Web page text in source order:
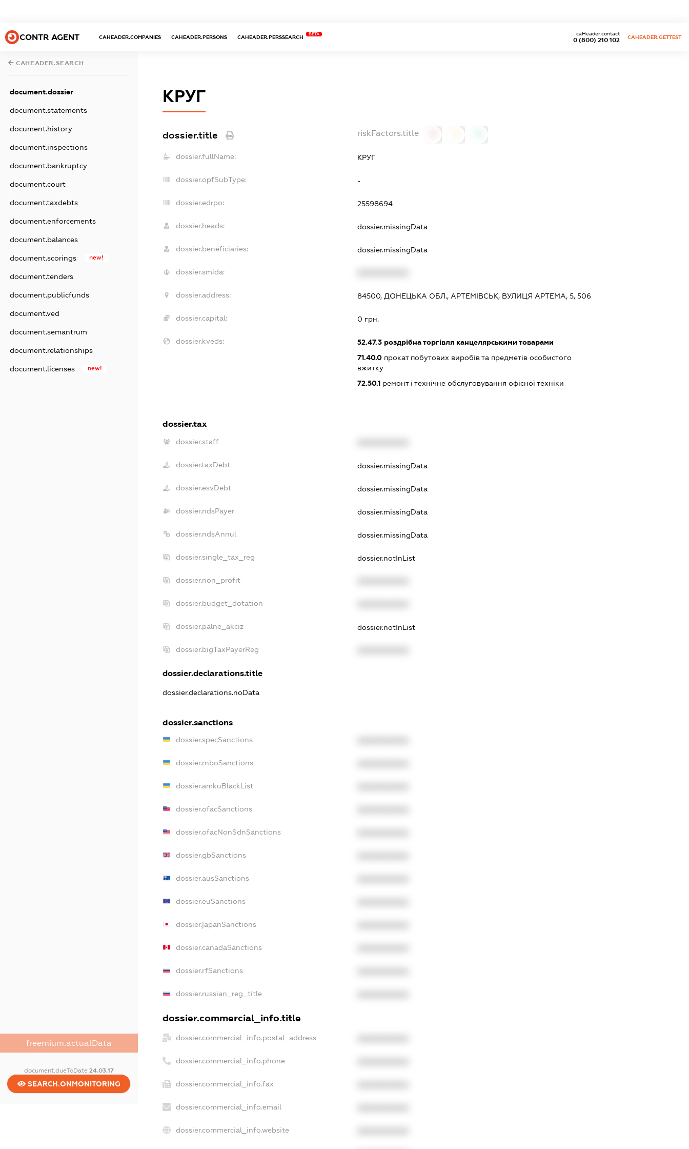
CONTR AGENT CAHEADER.COMPANIES CAHEADER.PERSONS CAHEADER.PERSSEARCH
BETA
0 (800) 210 102
caHeader.contact
CAHEADER.GETTEST
CAHEADER.SEARCH
document.dossier
document.statements
document.history
document.inspections
document.bankruptcy
document.court
document.taxdebts
document.enforcements
document.balances
document.scorings new!
document.tenders
document.publicfunds
document.ved
document.semantrum
document.relationships
document.licenses new!
freemium.actualData
document.dueToDate 24.03.17
SEARCH.ONMONITORING
КРУГ
dossier.title riskFactors.title
dossier.fullName: КРУГ
dossier.opfSubType: -
dossier.edrpo: 25598694
dossier.heads: dossier.missingData
dossier.beneficiaries: dossier.missingData
dossier.smida:
dossier.address: 84500, ДОНЕЦЬКА ОБЛ., АРТЕМІВСЬК, ВУЛИЦЯ АРТЕМА, 5, 506
dossier.capital: 0 грн.
dossier.kveds: 52.47.3роздрібна торгівля канцелярськими товарами
71.40.0прокат побутових виробів та предметів особистого
вжитку
72.50.1ремонт і технічне обслуговування офісної техніки
dossier.tax
dossier.staff
dossier.taxDebt dossier.missingData
dossier.esvDebt dossier.missingData
dossier.ndsPayer dossier.missingData
dossier.ndsAnnul dossier.missingData
dossier.single_tax_reg dossier.notInList
dossier.non_profit
dossier.budget_dotation
dossier.palne_akciz dossier.notInList
dossier.bigTaxPayerReg
dossier.declarations.title
dossier.declarations.noData
dossier.sanctions
dossier.specSanctions
dossier.rnboSanctions
dossier.amkuBlackList
dossier.ofacSanctions
dossier.ofacNonSdnSanctions
dossier.gbSanctions
dossier.ausSanctions
dossier.euSanctions
dossier.japanSanctions
dossier.canadaSanctions
dossier.rfSanctions
dossier.russian_reg_title
dossier.commercial_info.title
dossier.commercial_info.postal_address
dossier.commercial_info.phone
dossier.commercial_info.fax
dossier.commercial_info.email
dossier.commercial_info.website